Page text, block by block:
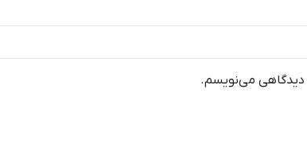
دیدگاهی می‌نویسم.